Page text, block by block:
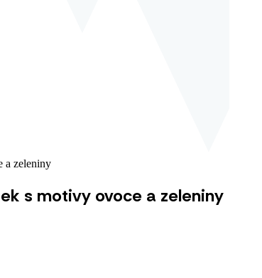
a zeleniny
s motivy ovoce a zeleniny